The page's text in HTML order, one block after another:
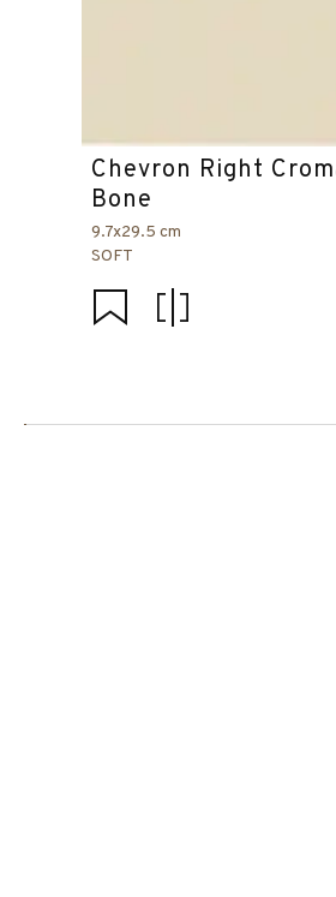
Chevron Right
Bone
9.7x29.5 cm
SOFT